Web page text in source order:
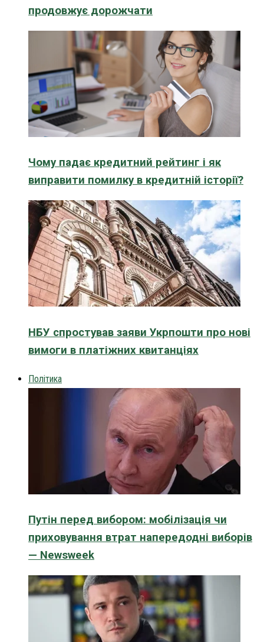
продовжує дорожчати
Чому падає кредитний рейтинг і як
виправити помилку в кредитній історії?
НБУ спростував заяви Укрпошти про нові
вимоги в платіжних квитанціях
Політика
Путін перед вибором: мобілізація чи
приховування втрат напередодні виборів
— Newsweek